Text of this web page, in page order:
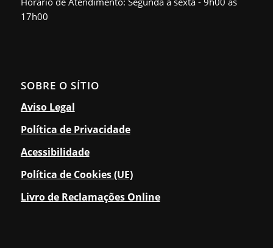
17h00
SOBRE O SÍTIO
Aviso Legal
Política de Privacidade
Acessibilidade
Política de Cookies (UE)
Livro de Reclamações Online